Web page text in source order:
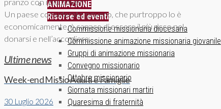
ANIMAZIONE
Risorse ed eventi
Commissione missionaria diocesana
Commissione animazione missionaria giovanile
Gruppi di animazione missionaria
Convegno missionario
Ottobre missionario
Giornata missionari martiri
Quaresima di fraternità
pranzo con i più poveri.
Un paese considerato povero, che purtroppo lo è
economicamente, è capace di essere il più ricco nel
donarsi e nell’accogliere.
Ultime news
Week-end Missio Adulti e Famiglie
30 Luglio 2026